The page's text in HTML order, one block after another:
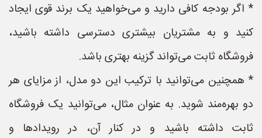
* اگر بودجه کافی دارید و می‌خواهید یک برند قوی ایجاد
کنید و به مشتریان بیشتری دسترسی داشته باشید،
فروشگاه ثابت می‌تواند گزینه بهتری باشد.
* همچنین می‌توانید با ترکیب این دو مدل، از مزایای هر
دو بهره‌مند شوید. به عنوان مثال، می‌توانید یک فروشگاه
ثابت داشته باشید و در کنار آن، در رویدادها و